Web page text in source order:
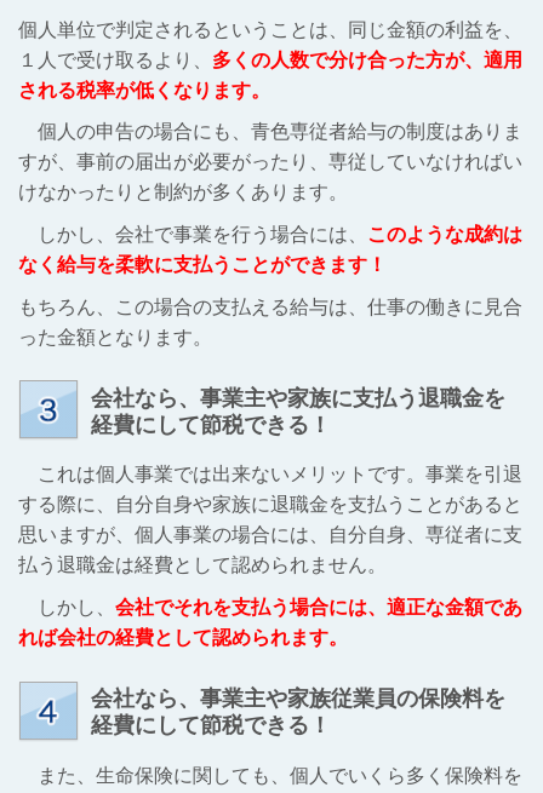
個人単位で判定されるということは、同じ金額の利益を、
１人で受け取るより、 多くの人数で分け合った方が、適用
される税率が低くなります。
個人の申告の場合にも、青色専従者給与の制度はありま
すが、事前の届出が必要がったり、専従していなければい
けなかったりと制約が多くあります。
しかし、会社で事業を行う場合には、 このような成約は
なく給与を柔軟に支払うことができます！
もちろん、この場合の支払える給与は、仕事の働きに見合
った金額となります。
会社なら、事業主や家族に支払う退職金を
経費にして節税できる！
これは個人事業では出来ないメリットです。事業を引退
する際に、自分自身や家族に退職金を支払うことがあると
思いますが、個人事業の場合には、自分自身、専従者に支
払う退職金は経費として認められません。
しかし、 会社でそれを支払う場合には、適正な金額であ
れば会社の経費として認められます。
会社なら、事業主や家族従業員の保険料を
経費にして節税できる！
また、生命保険に関しても、個人でいくら多く保険料を